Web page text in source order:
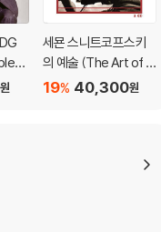
로 인한 반품/교환이 가능합니
을 부탁드립니다.
원
세묜 스니트코프스키
의 예술 (The Art of S
emyon Snitkovsky
40,300원
19%